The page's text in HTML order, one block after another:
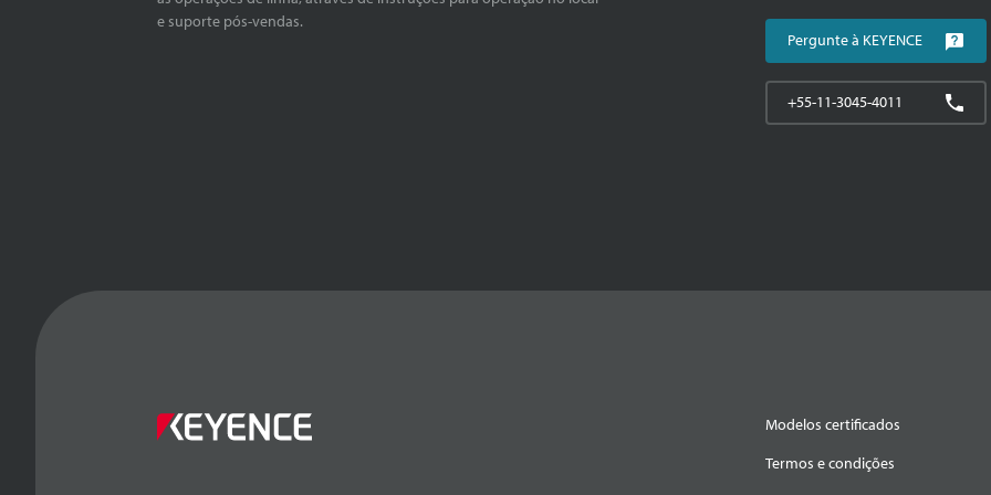
e suporte pós-vendas.
Pergunte à KEYENCE
+55-11-3045-4011
Modelos certificados
Termos e condições